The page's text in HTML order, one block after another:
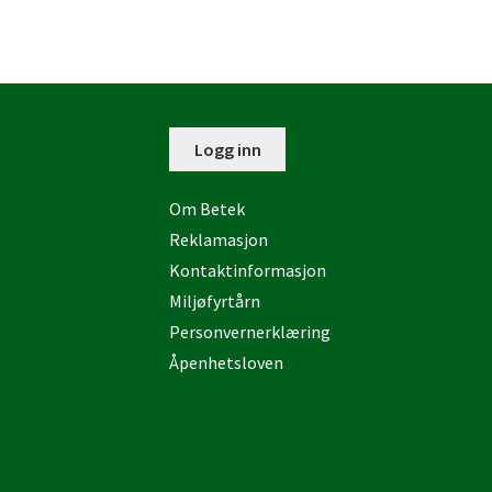
Logg inn
Om Betek
Reklamasjon
Kontaktinformasjon
Miljøfyrtårn
Personvernerklæring
Åpenhetsloven